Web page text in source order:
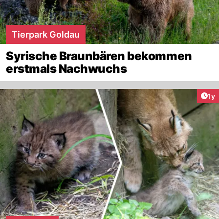
Tierpark Goldau
Syrische Braunbären bekommen
erstmals Nachwuchs
1y